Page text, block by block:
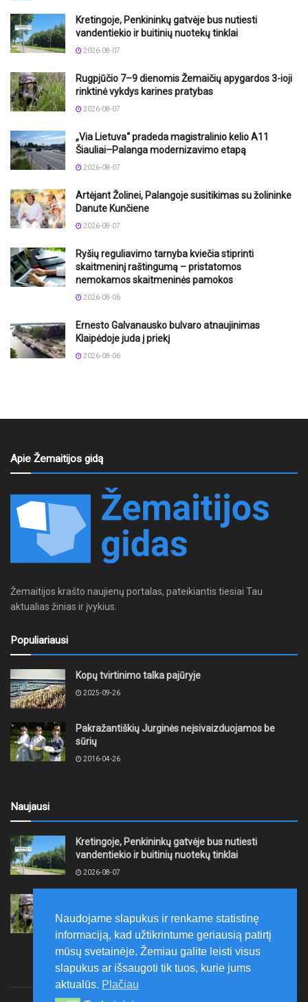
Kretingoje, Penkininkų gatvėje bus nutiesti
vandentiekio ir buitinių nuotekų tinklai
2026-08-07
Rugpjūčio 7–9 dienomis Žemaičių apygardos 3-ioji
rinktinė vykdys karines pratybas
2026-08-07
„Via Lietuva“ pradeda magistralinio kelio A11
Šiauliai–Palanga modernizavimo etapą
2026-08-07
Artėjant Žolinei, Palangoje susitikimas su žolininke
Danute Kunčiene
2026-08-07
Ryšių reguliavimo tarnyba kviečia stiprinti
skaitmeninį raštingumą – pristatomos
nemokamos skaitmeninės pamokos
2026-08-06
Ernesto Galvanausko bulvaro atnaujinimas
Klaipėdoje juda į priekį
2026-08-06
Apie Žemaitijos gidą
Žemaitijos krašto naujienų portalas, pateikiantis tiesiai Tau
aktualias žinias ir įvykius.
Populiariausi
Kopų tvirtinimo talka pajūryje
2025-09-26
Pakražantiškių Jurginės neįsivaizduojamos be
sūrių
2016-04-26
Naujausi
Kretingoje, Penkininkų gatvėje bus nutiesti
vandentiekio ir buitinių nuotekų tinklai
2026-08-07
rinktinė vykdys karines pratybas
2026-08-07
Naudojame slapukus ir renkame statistinę
informaciją, kad užtikrintume geriausią patirtį
mūsų svetainėje. Žemiau galite leisti visus
slapukus ar išsaugoti tik tuos, kurie jums
aktualūs. Plačiau